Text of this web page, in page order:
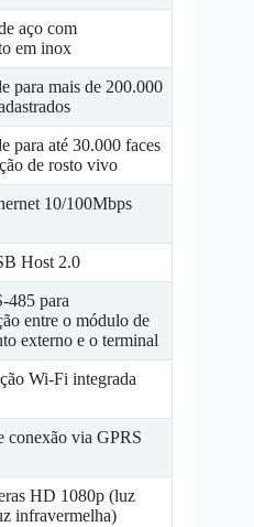
aço com
em inox
para mais de 200.000
para até 30.000 faces
de rosto vivo
10/100Mbps
Host 2.0
485 para
entre o módulo de
externo e o terminal
Wi-Fi integrada
conexão via GPRS
HD 1080p (luz
infravermelha)